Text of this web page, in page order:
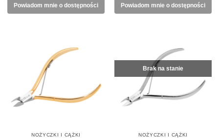
Powiadom mnie o dostępności Powiadom mnie o dostępności
NOŻYCZKI I CĄŻKI
Brak na stanie
NOŻYCZKI I CĄŻKI